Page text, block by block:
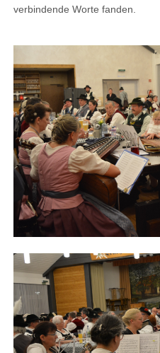
verbindende Worte fanden.